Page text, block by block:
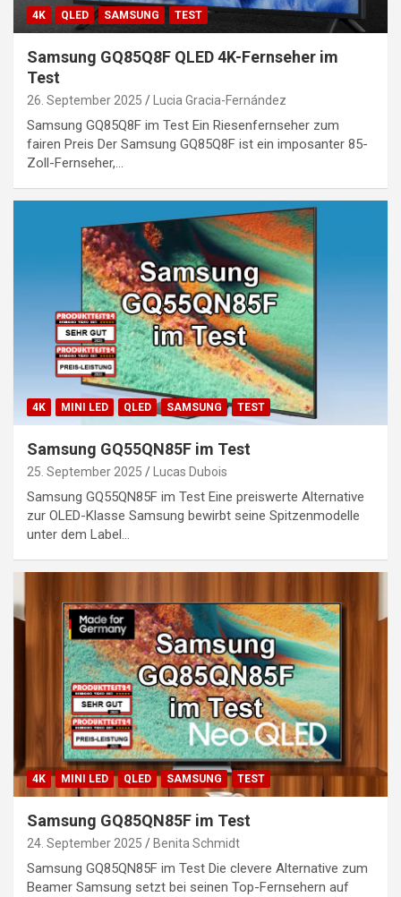
4K QLED SAMSUNG TEST
Samsung GQ85Q8F QLED 4K-Fernseher im
Test
26. September 2025 Lucia Gracia-Fernández
Samsung GQ85Q8F im Test Ein Riesenfernseher zum
fairen Preis Der Samsung GQ85Q8F ist ein imposanter 85-
Zoll-Fernseher,…
4K MINI LED QLED SAMSUNG TEST
Samsung GQ55QN85F im Test
25. September 2025 Lucas Dubois
Samsung GQ55QN85F im Test Eine preiswerte Alternative
zur OLED-Klasse Samsung bewirbt seine Spitzenmodelle
unter dem Label…
4K MINI LED QLED SAMSUNG TEST
Samsung GQ85QN85F im Test
24. September 2025 Benita Schmidt
Samsung GQ85QN85F im Test Die clevere Alternative zum
Beamer Samsung setzt bei seinen Top-Fernsehern auf